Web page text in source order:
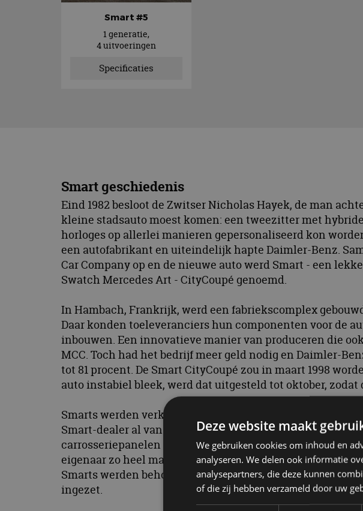
Smart #5
1 generatie,
4 uitvoeringen
Specificaties
Smart geschiedenis
Eind 1982 besloot de Zwitser Nicholas Hayek, de man
kleine stadsauto moest komen: een tweezitter met
horloges op allerlei manieren gepersonaliseerd kon
een autofabrikant en uiteindelijk hapte Daimler-Benz.
Car Company op en de nieuwe auto werd Smart - een
Swatch Mercedes Art - CityCoupé genoemd.
In Hambach, Frankrijk, werd een fabriekscomplex
Daar konden toeleveranciers hun componenten voor de
inbouwen. Een innovatieve manier van produceren die
MCC. Toch had het bedrijf meer geld nodig en Daimler-
tot 81 procent. De Smart CityCoupé zou in maart 1998
auto instabiel bleek, werd dat uitgesteld tot oktober, zodat
Smarts werden verkocht in speciale opvallende glazen
Smart-dealer al van verre was te zien. De van slagvast
carrosseriepanelen van de CityCoupé zijn eenvoudig te
eigenaar zo heel makkelijk zijn Smart een eigen of nieuw
Smarts werden behoorlijk populair, maar werden vooral
ingezet.
Deze website maakt
We gebruiken cookies om inhoud en
analyseren. We delen ook informatie
analysepartners, die deze kunnen
of die zij hebben verzameld door uw